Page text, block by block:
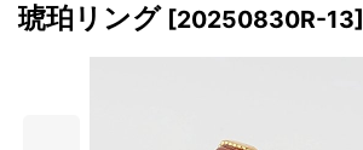
琥珀リング [20250830R-13]